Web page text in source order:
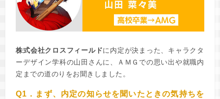
株式会社クロスフィールドに内定が決まった、キャラクタ
ーデザイン学科の山田さんに、ＡＭＧでの思い出や就職内
定までの道のりをお聞きしました。
Q1．まず、内定の知らせを聞いたときの気持ちを